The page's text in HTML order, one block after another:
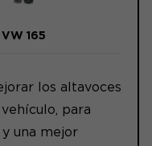
VW 165
los altavoces
para
una mejor